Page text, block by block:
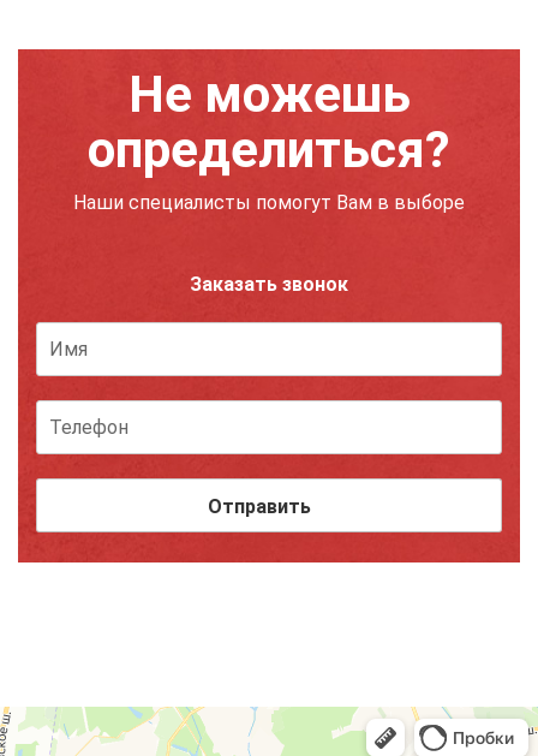
Не можешь
определиться?
Наши специалисты помогут Вам в выборе
Заказать звонок